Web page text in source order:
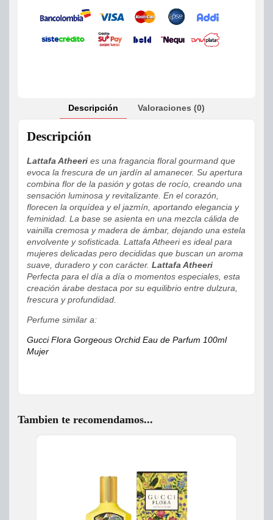
Descripción Valoraciones (0)
Descripción
Lattafa Atheeri es una fragancia floral gourmand que
evoca la frescura de un jardín al amanecer. Su apertura
combina flor de la pasión y gotas de rocío, creando una
sensación luminosa y revitalizante. En el corazón,
florecen la orquídea y el jazmín, aportando elegancia y
feminidad. La base se asienta en una mezcla cálida de
vainilla cremosa y madera de ámbar, dejando una estela
envolvente y sofisticada. Lattafa Atheeri es ideal para
mujeres delicadas pero decididas que buscan un aroma
suave, duradero y con carácter. Lattafa Atheeri
Perfecta para el día a día o momentos especiales, esta
creación árabe destaca por su equilibrio entre dulzura,
frescura y profundidad.
Perfume similar a:
Gucci Flora Gorgeous Orchid Eau de Parfum 100ml
Mujer
Tambien te recomendamos...